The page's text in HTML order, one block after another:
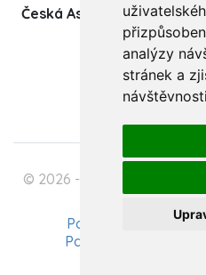
analýzy
stránek a
Česká Asociace Dětských
708 00
© 2026 - Česká Asociace
spolek
Podmínky
Pavel Szabo -